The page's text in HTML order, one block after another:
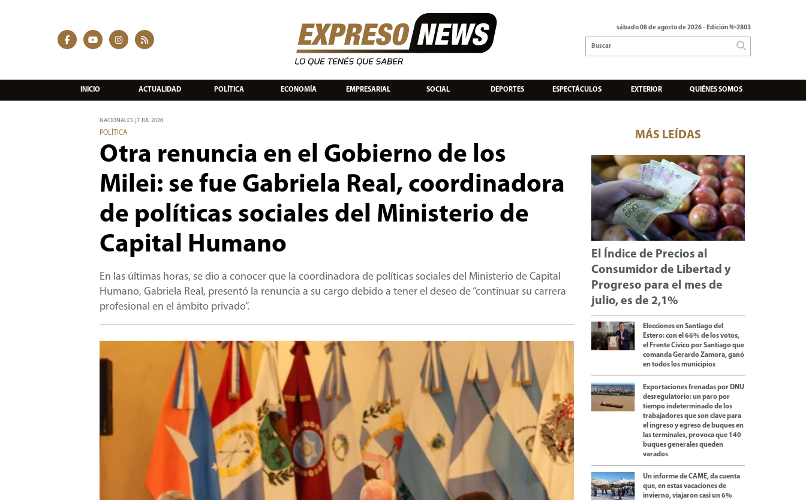
sábado 08 de agosto de 2026- Edición Nº2803
INICIO ACTUALIDAD POLÍTICA ECONOMÍA EMPRESARIAL SOCIAL DEPORTES ESPECTÁCULOS EXTERIOR QUIÉNES SOMOS
NACIONALES | 7 JUL 2026
POLÍTICA
Otra renuncia en el Gobierno de los
Milei: se fue Gabriela Real, coordinadora
de políticas sociales del Ministerio de
Capital Humano
En las últimas horas, se dio a conocer que la coordinadora de políticas sociales del Ministerio de Capital
Humano, Gabriela Real, presentó la renuncia a su cargo debido a tener el deseo de “continuar su carrera
profesional en el ámbito privado”.
MÁS LEÍDAS
El Índice de Precios al
Consumidor de Libertad y
Progreso para el mes de
julio, es de 2,1%
Elecciones en Santiago del
Estero: con el 66% de los votos,
el Frente Cívico por Santiago que
comanda Gerardo Zamora, ganó
en todos los municipios
Exportaciones frenadas por DNU
desregulatorio: un paro por
tiempo indeterminado de los
trabajadores que son clave para
el ingreso y egreso de buques en
las terminales, provoca que 140
buques generales queden
varados
Un informe de CAME, da cuenta
que, en estas vacaciones de
invierno, viajaron casi un 6%